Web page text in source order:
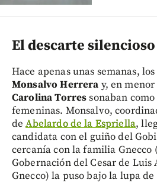
El descarte
Hace apenas unas semanas,
Monsalvo Herrera y, en
Carolina Torressonaban
femeninas. Monsalvo,
deAbelardo de la Espriella,
candidata con el guiño del
cercanía con la familia
Gobernación del Cesar de
Gnecco) la puso bajo la lupa